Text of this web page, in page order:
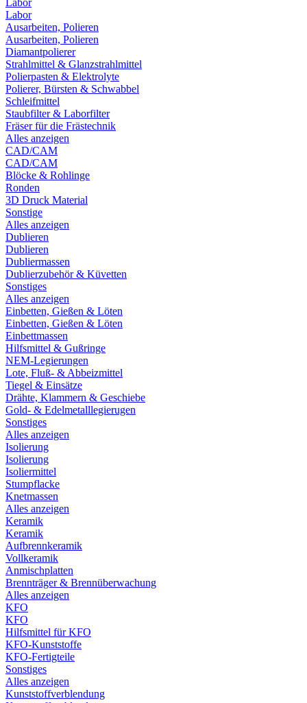
Labor
Labor
Ausarbeiten, Polieren
Ausarbeiten, Polieren
Diamantpolierer
Strahlmittel & Glanzstrahlmittel
Polierpasten & Elektrolyte
Polierer, Bürsten & Schwabbel
Schleifmittel
Staubfilter & Laborfilter
Fräser für die Frästechnik
Alles anzeigen
CAD/CAM
CAD/CAM
Blöcke & Rohlinge
Ronden
3D Druck Material
Sonstige
Alles anzeigen
Dublieren
Dublieren
Dubliermassen
Dublierzubehör & Küvetten
Sonstiges
Alles anzeigen
Einbetten, Gießen & Löten
Einbetten, Gießen & Löten
Einbettmassen
Hilfsmittel & Gußringe
NEM-Legierungen
Lote, Fluß- & Abbeizmittel
Tiegel & Einsätze
Drähte, Klammern & Geschiebe
Gold- & Edelmetalllegierugen
Sonstiges
Alles anzeigen
Isolierung
Isolierung
Isoliermittel
Stumpflacke
Knetmassen
Alles anzeigen
Keramik
Keramik
Aufbrennkeramik
Vollkeramik
Anmischplatten
Brennträger & Brennüberwachung
Alles anzeigen
KFO
KFO
Hilfsmittel für KFO
KFO-Kunststoffe
KFO-Fertigteile
Sonstiges
Alles anzeigen
Kunststoffverblendung